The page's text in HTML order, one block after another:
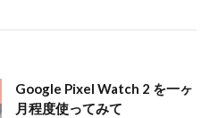
Google Pixel Watch 2 を一ヶ
月程度使ってみて